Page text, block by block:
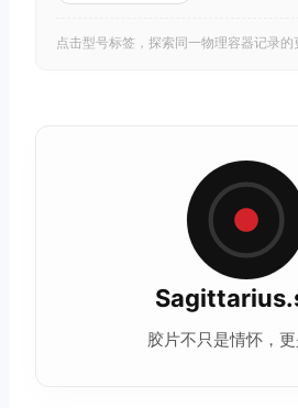
点击型号标签，探索同一物理容器记录的
胶片不只是情怀，